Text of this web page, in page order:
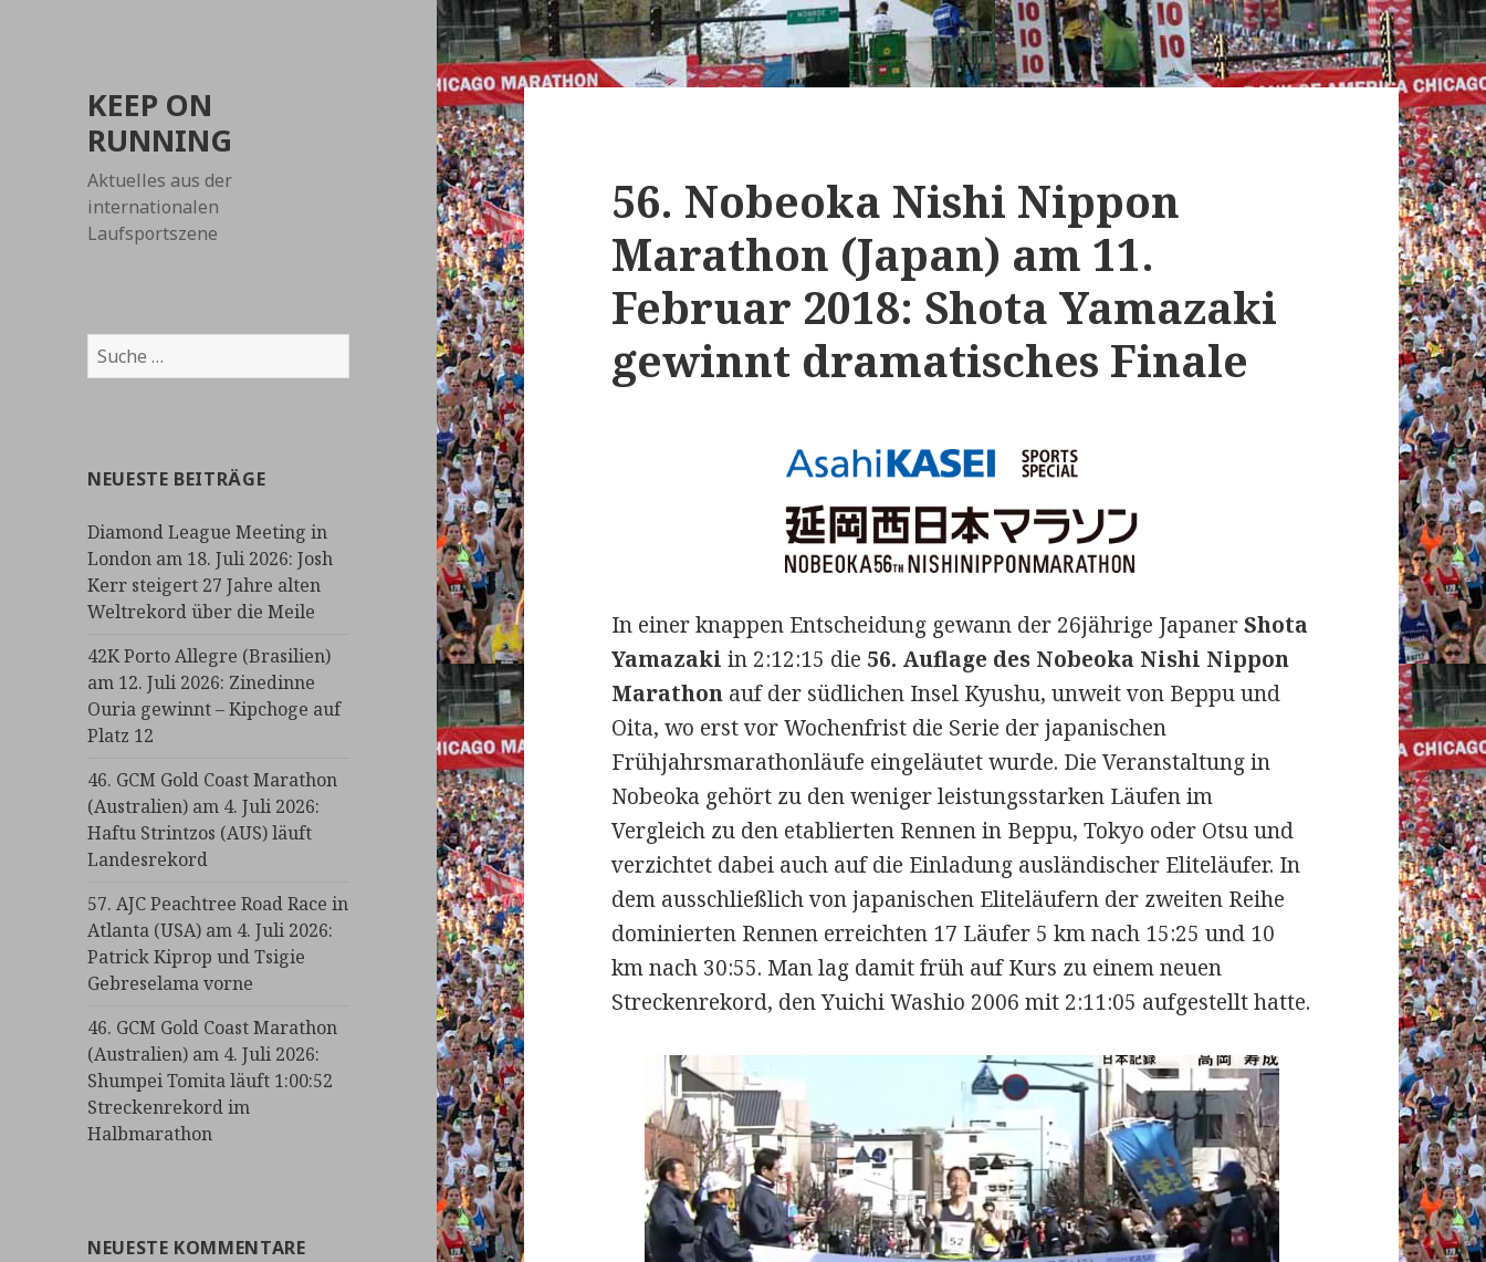
KEEP ON
RUNNING
Aktuelles aus der
internationalen
Laufsportszene
Suche
nach:
NEUESTE BEITRÄGE
Diamond League Meeting in
London am 18. Juli 2026: Josh
Kerr steigert 27 Jahre alten
Weltrekord über die Meile
42K Porto Allegre (Brasilien)
am 12. Juli 2026: Zinedinne
Ouria gewinnt – Kipchoge auf
Platz 12
46. GCM Gold Coast Marathon
(Australien) am 4. Juli 2026:
Haftu Strintzos (AUS) läuft
Landesrekord
57. AJC Peachtree Road Race in
Atlanta (USA) am 4. Juli 2026:
Patrick Kiprop und Tsigie
Gebreselama vorne
46. GCM Gold Coast Marathon
(Australien) am 4. Juli 2026:
Shumpei Tomita läuft 1:00:52
Streckenrekord im
Halbmarathon
NEUESTE KOMMENTARE
56. Nobeoka Nishi Nippon
Marathon (Japan) am 11.
Februar 2018: Shota Yamazaki
gewinnt dramatisches Finale
In einer knappen Entscheidung gewann der 26jährige JapanerShota
Yamazaki in 2:12:15 die 56. Auflage des Nobeoka Nishi Nippon
Marathon auf der südlichen Insel Kyushu, unweit von Beppu und
Oita, wo erst vor Wochenfrist die Serie der japanischen
Frühjahrsmarathonläufe eingeläutet wurde. Die Veranstaltung in
Nobeoka gehört zu den weniger leistungsstarken Läufen im
Vergleich zu den etablierten Rennen in Beppu, Tokyo oder Otsu und
verzichtet dabei auch auf die Einladung ausländischer Eliteläufer. In
dem ausschließlich von japanischen Eliteläufern der zweiten Reihe
dominierten Rennen erreichten 17 Läufer 5 km nach 15:25 und 10
km nach 30:55. Man lag damit früh auf Kurs zu einem neuen
Streckenrekord, den Yuichi Washio 2006 mit 2:11:05 aufgestellt hatte.